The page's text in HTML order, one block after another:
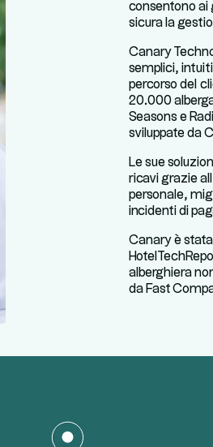
consentono ai
sicura la
Canary
semplici,
percorso del
20.000
Seasons e
sviluppate da
Le sue
ricavi grazie
personale,
incidenti di
Canary è
alberghiera
da Fast